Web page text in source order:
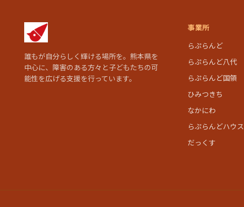
誰もが自分らしく輝ける場所を。熊本県を
中心に、障害のある方々と子どもたちの可
能性を広げる支援を行っています。
事業所
らぷらんど
らぷらんど八代
らぷらんど国領
ひみつきち
なかにわ
らぷらんどハウス
だっくす